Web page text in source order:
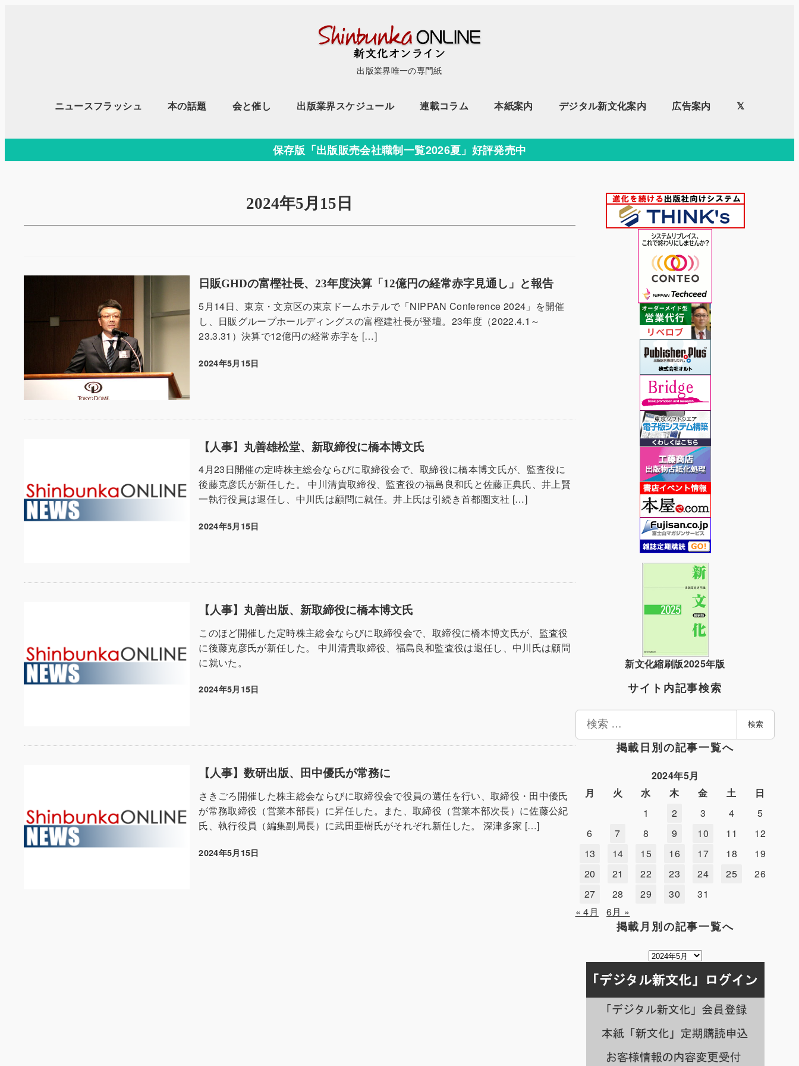
移
出版業界唯一の専門紙
ニュースフラッシュ 本の話題 会と催し 出版業界スケジュール 連載コラム 本紙案内 デジタル新文化案内 広告案内 𝕏
保存版「出版販売会社職制一覧2026夏」好評発売中
2024年5月15日
日販GHDの富樫社長、23年度決算「12億円の経常赤字見通し」と報告
5月14日、東京・文京区の東京ドームホテルで「NIPPAN Conference 2024」を開催
し、日販グループホールディングスの富樫建社長が登壇。23年度（2022.4.1～
23.3.31）決算で12億円の経常赤字を […]
投稿日
2024年5月15日
【人事】丸善雄松堂、新取締役に橋本博文氏
4月23日開催の定時株主総会ならびに取締役会で、取締役に橋本博文氏が、監査役に
後藤克彦氏が新任した。 中川清貴取締役、監査役の福島良和氏と佐藤正典氏、井上賢
一執行役員は退任し、中川氏は顧問に就任。井上氏は引続き首都圏支社 […]
投稿日
2024年5月15日
【人事】丸善出版、新取締役に橋本博文氏
このほど開催した定時株主総会ならびに取締役会で、取締役に橋本博文氏が、監査役
に後藤克彦氏が新任した。 中川清貴取締役、福島良和監査役は退任し、中川氏は顧問
に就いた。
投稿日
2024年5月15日
【人事】数研出版、田中優氏が常務に
さきごろ開催した株主総会ならびに取締役会で役員の選任を行い、取締役・田中優氏
が常務取締役（営業本部長）に昇任した。また、取締役（営業本部次長）に佐藤公紀
氏、執行役員（編集副局長）に武田亜樹氏がそれぞれ新任した。 深津多家 […]
投稿日
2024年5月15日
新文化縮刷版2025年版
サイト内記事検索
検
検索
掲載日別の記事一覧へ
2024年5月
月
火 水 木 金 土
日
1
2 3 4
5
6
7 8 9 10 11
12
13
14 15 16 17 18
19
20
21 22 23 24 25
26
27
28 29 30
31
« 4月
6月 »
掲載月別の記事一覧へ
掲
月
別
の
事
一